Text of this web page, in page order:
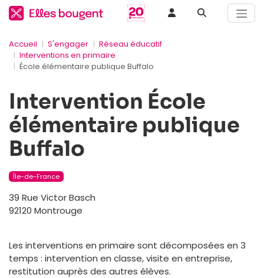
Accueil S'engager
Réseau éducatif
Interventions en primaire
École élémentaire publique Buffalo
Intervention École
élémentaire publique
Buffalo
Île-de-France
39 Rue Victor Basch
92120 Montrouge
Les interventions en primaire sont décomposées en 3
temps : intervention en classe, visite en entreprise,
restitution auprès des autres élèves.